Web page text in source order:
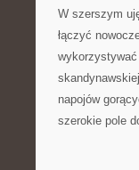
W szerszym
łączyć
napojów
szerokie pole